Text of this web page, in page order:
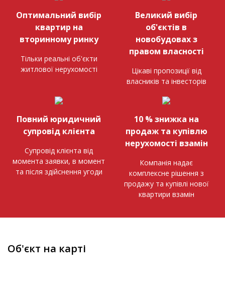
Оптимальний вибір
квартир на
вторинному ринку
Тільки реальні об'єкти
житлової нерухомості
Великий вибір
об'єктів в
новобудовах з
правом власності
Цікаві пропозиції від
власників та інвесторів
Повний юридичний
супровід клієнта
Супровід клієнта від
момента заявки, в момент
та після здійснення угоди
10 % знижка на
продаж та купівлю
нерухомості взамін
Компанія надає
комплексне рішення з
продажу та купівлі нової
квартири взамін
Об'єкт на карті